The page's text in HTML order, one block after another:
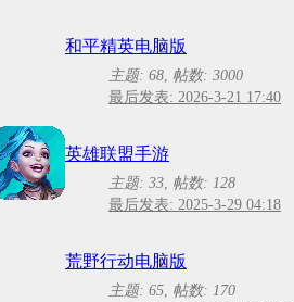
和平精英电脑版
主题: 68 帖数: 3000
最后发表: 2026-3-21 17:40
英雄联盟手游
主题: 33 帖数: 128
最后发表: 2025-3-29 04:18
荒野行动电脑版
主题: 65 帖数: 170